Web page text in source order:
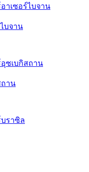
บจาน
ถาน